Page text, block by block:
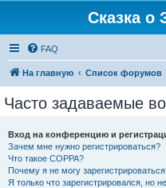
Сказка о
FAQ
На главную Список форумов
Часто задаваемые
Вход на конференцию и
Зачем мне нужно регистрироваться?
Что такое COPPA?
Почему я не могу
Я только что зарегистрировался, но